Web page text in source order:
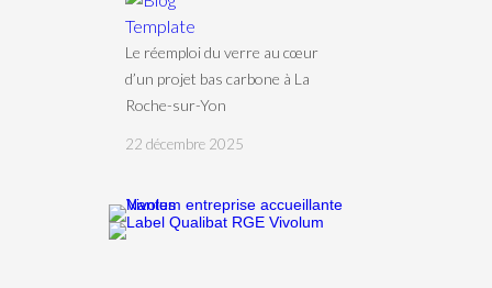
Le réemploi du verre au cœur
d’un projet bas carbone à La
Roche-sur-Yon
22 décembre 2025